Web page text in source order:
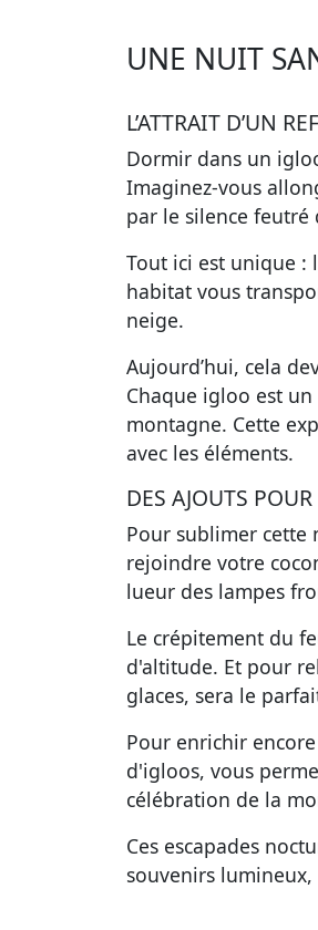
UNE NUIT
L’ATTRAIT D’UN
Dormir dans un
Imaginez-vous
par le silence feutré
Tout ici est unique :
habitat vous
neige.
Aujourd’hui, cela
Chaque igloo est
montagne. Cette
avec les éléments.
DES AJOUTS
Pour sublimer cette
rejoindre votre
lueur des lampes
Le crépitement du
d'altitude. Et pour
glaces, sera le
Pour enrichir
d'igloos, vous
célébration de la
Ces escapades
souvenirs